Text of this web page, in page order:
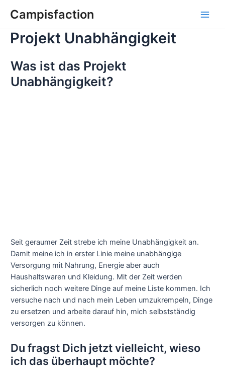
InhaltCampisfaction
Projekt Unabhängigkeit
Was ist das Projekt
Unabhängigkeit?
Seit geraumer Zeit strebe ich meine Unabhängigkeit an.
Damit meine ich in erster Linie meine unabhängige
Versorgung mit Nahrung, Energie aber auch
Haushaltswaren und Kleidung. Mit der Zeit werden
sicherlich noch weitere Dinge auf meine Liste kommen. Ich
versuche nach und nach mein Leben umzukrempeln, Dinge
zu ersetzen und arbeite darauf hin, mich selbstständig
versorgen zu können.
Du fragst Dich jetzt vielleicht, wieso
ich das überhaupt möchte?